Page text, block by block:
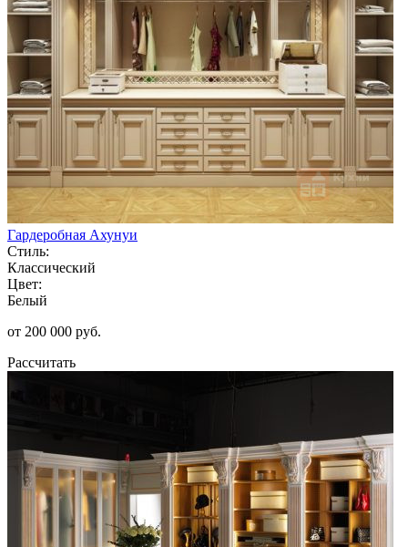
Гардеробная Ахунуи
Стиль:
Классический
Цвет:
Белый
от 200 000 руб.
Рассчитать